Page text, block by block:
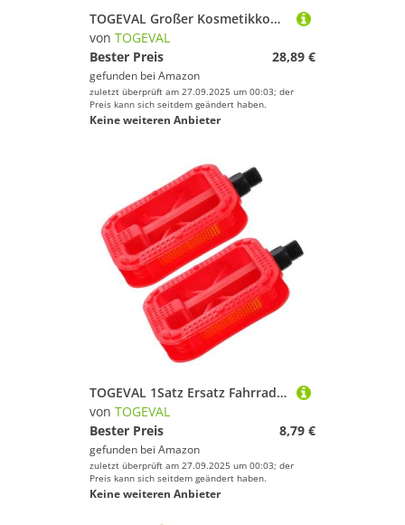
TOGEVAL Großer Kosmetikkoffer mit Spiegel Doppellagig Robust und Leicht Praktische Make Up Tasche für Damen für Reisen und Alltag Stilvoll und Langlebig Pflegeleicht und Tragbar
von TOGEVAL
Bester Preis
28,89 €
gefunden bei Amazon
zuletzt überprüft am 27.09.2025 um 00:03; der
Preis kann sich seitdem geändert haben.
Keine weiteren Anbieter
TOGEVAL 1Satz Ersatz Fahrradpedale für Junge Mädchen und Profis rutschfest Leicht Langlebig für Fahrradtypen Kompakte mit Versiegeltem Lager für Rost Korrosionsschutz
von TOGEVAL
Bester Preis
8,79 €
gefunden bei Amazon
zuletzt überprüft am 27.09.2025 um 00:03; der
Preis kann sich seitdem geändert haben.
Keine weiteren Anbieter